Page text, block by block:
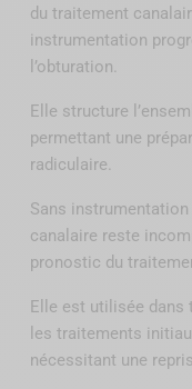
du traitement
instrumentation
l’obturation.
Elle structure
permettant une
radiculaire.
Sans
canalaire reste
pronostic du
Elle est utilisée
les traitements
nécessitant une